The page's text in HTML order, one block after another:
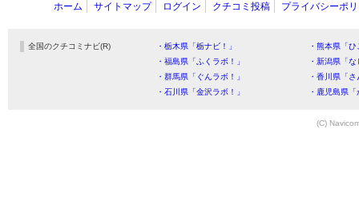
ホーム サイトマップ ログイン クチコミ投稿 プライバシーポ
全国のクチコミナビ(R) ・栃木県「栃ナビ！」
・熊本県「
・福島県「ふくラボ！」
・新潟県「
・群馬県「ぐんラボ！」
・香川県「
・石川県「金沢ラボ！」
・鹿児島県
(C)